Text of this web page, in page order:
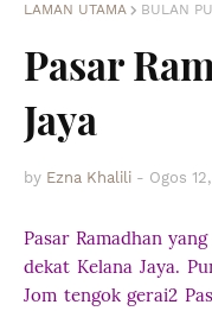
LAMAN UTAMA BULAN
Pasar
Jaya
by Ezna Khalili - Ogos
Pasar Ramadhan
dekat Kelana Jaya.
Jom tengok gerai2